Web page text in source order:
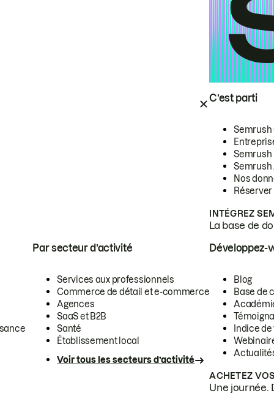
C’est parti
Semrush
Semrush
Semrush
Nos
INTÉGREZ
La base de
Par secteur d’activité
Services aux professionnels
Commerce de détail et e-commerce
Agences
SaaS et B2B
Santé
Établissement local
Voir tous les secteurs d’activité
Développez-
Blog
Base de
Indice
ACHETEZ
Une journée.